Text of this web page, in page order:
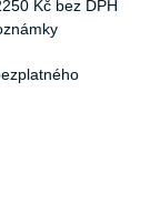
Kč bez DPH